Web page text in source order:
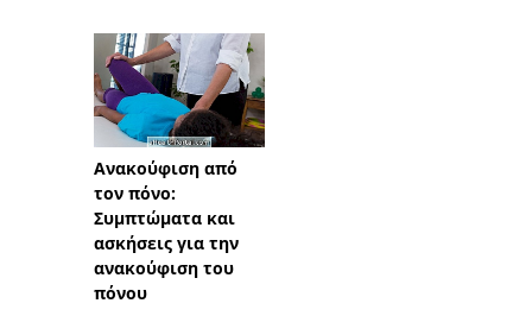
Ανακούφιση από
τον πόνο:
Συμπτώματα και
ασκήσεις για την
ανακούφιση του
πόνου